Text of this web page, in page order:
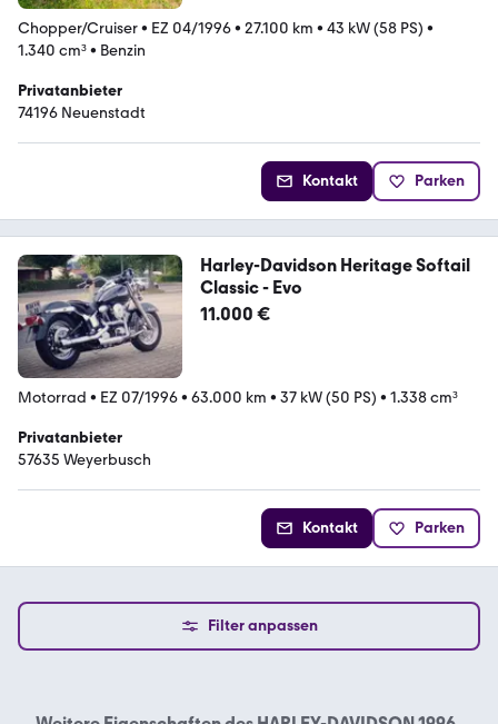
Chopper/Cruiser• EZ 04/1996• 27.100 km • 43 kW (58 PS) •
1.340 cm³• Benzin
Privatanbieter
74196 Neuenstadt
Kontakt Parken
Harley-Davidson Heritage Softail
Classic - Evo
11.000 €
Motorrad • EZ 07/1996• 63.000 km • 37 kW (50 PS) • 1.338 cm³
Privatanbieter
57635 Weyerbusch
Kontakt Parken
Filter anpassen